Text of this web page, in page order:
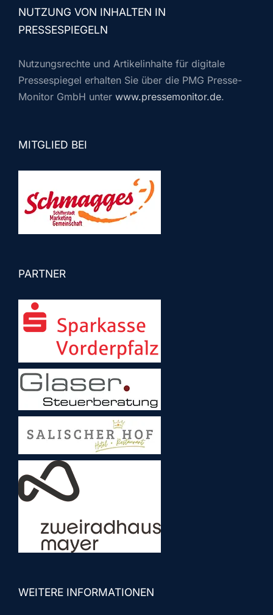
NUTZUNG VON INHALTEN IN
PRESSESPIEGELN
Nutzungsrechte und Artikelinhalte für digitale
Pressespiegel erhalten Sie über die PMG Presse-
Monitor GmbH unter www.pressemonitor.de.
MITGLIED BEI
PARTNER
WEITERE INFORMATIONEN